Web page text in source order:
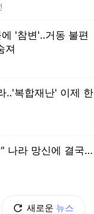
'참변'‥거동 불편
져
‥'복합재난' 이제 한
나라 망신에 결국…
새로운 뉴스